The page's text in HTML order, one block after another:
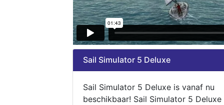
Sail Simulator 5 Deluxe
Sail Simulator 5 Deluxe is vanaf nu
beschikbaar! Sail Simulator 5